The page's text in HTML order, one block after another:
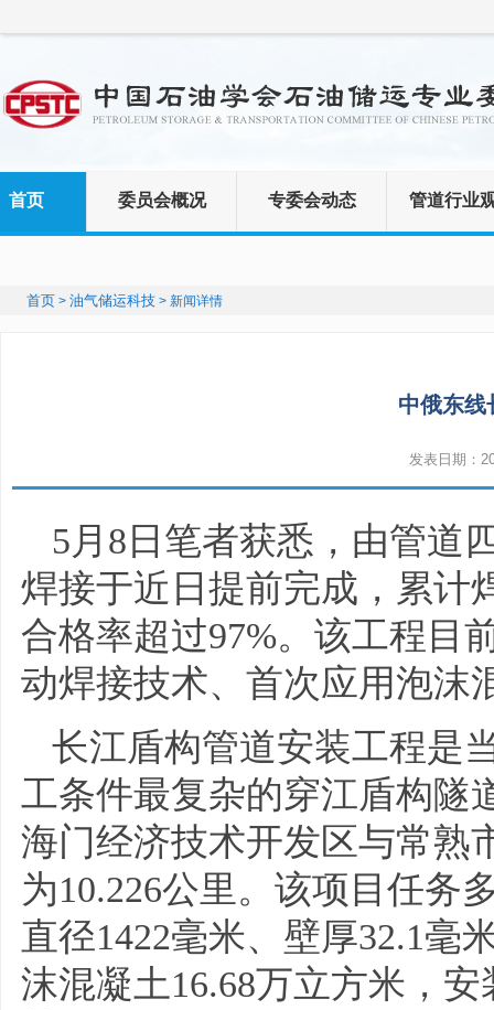
首页 委员会概况 专委会动态 管道行业
首页 > 油气储运科技 > 新闻详情
中俄东线
发表日期：
5月8日笔者获悉，由管道
焊接于近日提前完成，累计
合格率超过97%。该工程目
动焊接技术、首次应用泡沫
长江盾构管道安装工程是
工条件最复杂的穿江盾构隧
海门经济技术开发区与常熟
为10.226公里。该项目任务
直径1422毫米、壁厚32.1毫
沫混凝土16.68万立方米，